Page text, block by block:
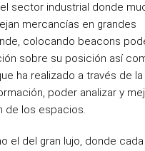
sector industrial donde
mercancías en grandes
colocando beacons
sobre su posición así
ha realizado a través de la
poder analizar y
de los espacios.
el del gran lujo, donde cada